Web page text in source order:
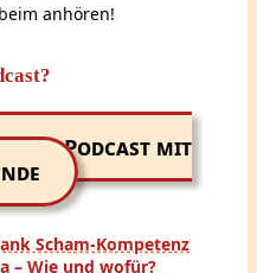
anhören!
Podcast mit
Scham-Kompetenz
– Wie und wofür?